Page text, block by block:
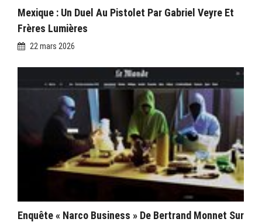
Mexique : Un Duel Au Pistolet Par Gabriel Veyre Et
Frères Lumières
22 mars 2026
Enquête « Narco Business » De Bertrand Monnet Sur